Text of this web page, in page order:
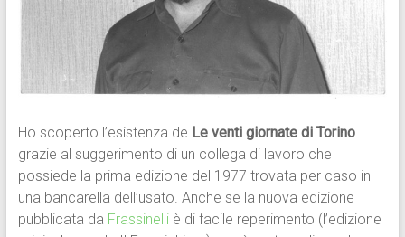
Ho scoperto l’esistenza de Le venti giornate di Torino
grazie al suggerimento di un collega di lavoro che
possiede la prima edizione del 1977 trovata per caso in
una bancarella dell’usato. Anche se la nuova edizione
pubblicata da Frassinelliè di facile reperimento (l’edizione